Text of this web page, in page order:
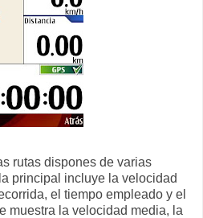
rutas dispones de varias
principal incluye la velocidad
el tiempo empleado y el
muestra la velocidad media, la